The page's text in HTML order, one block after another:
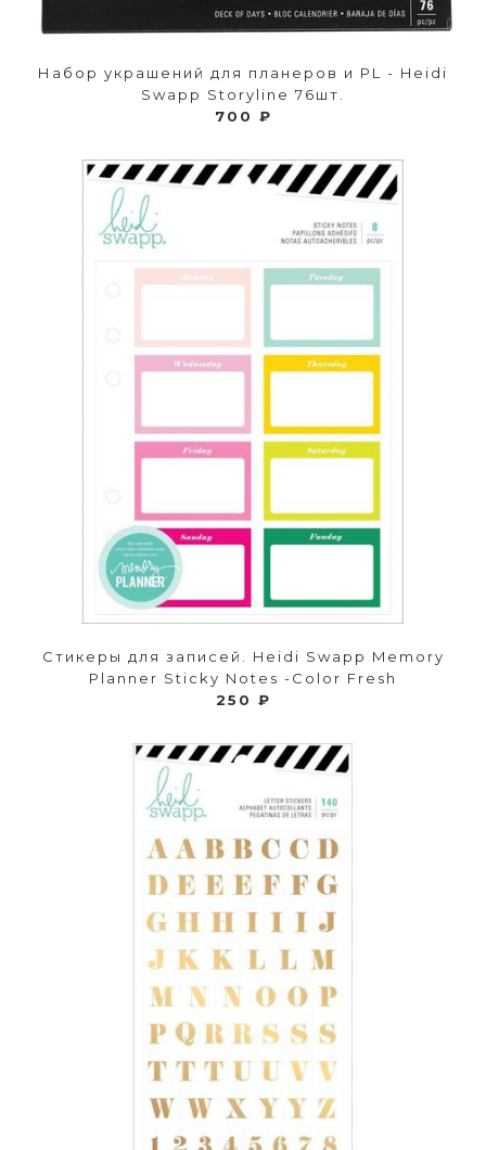
Набор украшений для планеров и PL - Heidi
Swapp Storyline 76шт.
700 ₽
Стикеры для записей. Heidi Swapp Memory
Planner Sticky Notes -Color Fresh
250 ₽